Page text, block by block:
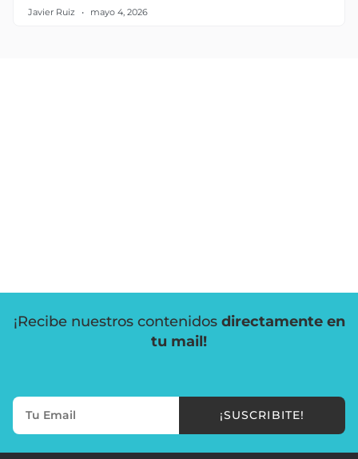
Javier Ruiz mayo 4, 2026
¡Recibe nuestros contenidos directamente en
tu mail!
¡SUSCRIBITE!